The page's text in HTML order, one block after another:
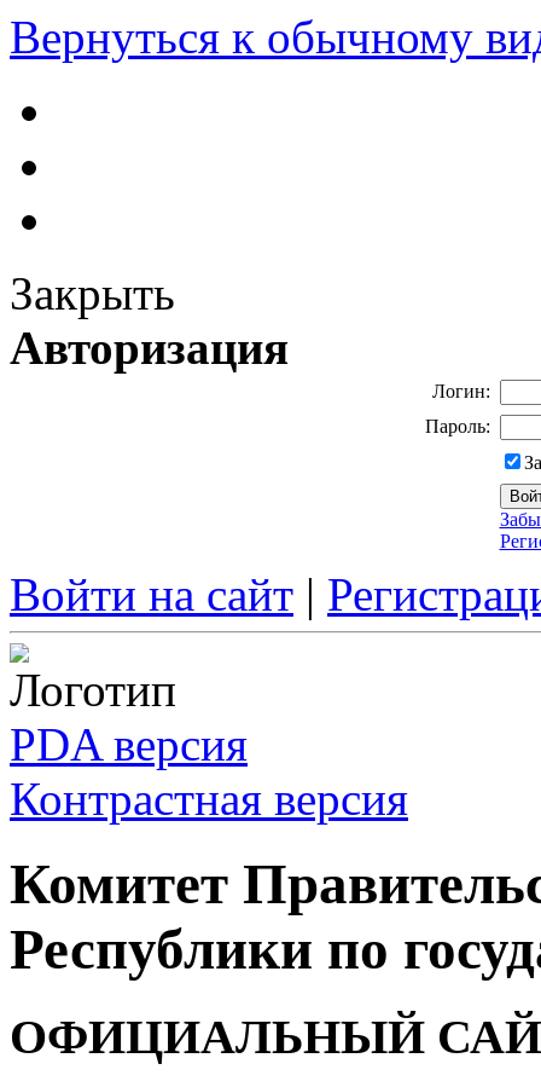
Вернуться к обычному
Закрыть
Авторизация
Логин:
Пароль:
Войти на сайт |
PDA версия
Контрастная версия
Комитет
Республики по
ОФИЦИАЛЬНЫЙ